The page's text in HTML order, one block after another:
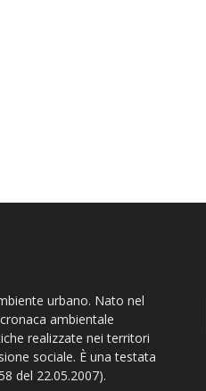
urbano. Nato nel
ambientale
realizzate nei territori
sociale. È una testata
del 22.05.2007).